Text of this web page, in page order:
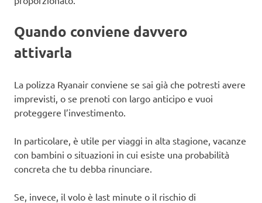
Quando conviene davvero
attivarla
La polizza Ryanair conviene se sai già che potresti avere
imprevisti, o se prenoti con largo anticipo e vuoi
proteggere l’investimento.
In particolare, è utile per viaggi in alta stagione, vacanze
con bambini o situazioni in cui esiste una probabilità
concreta che tu debba rinunciare.
Se, invece, il volo è last minute o il rischio di